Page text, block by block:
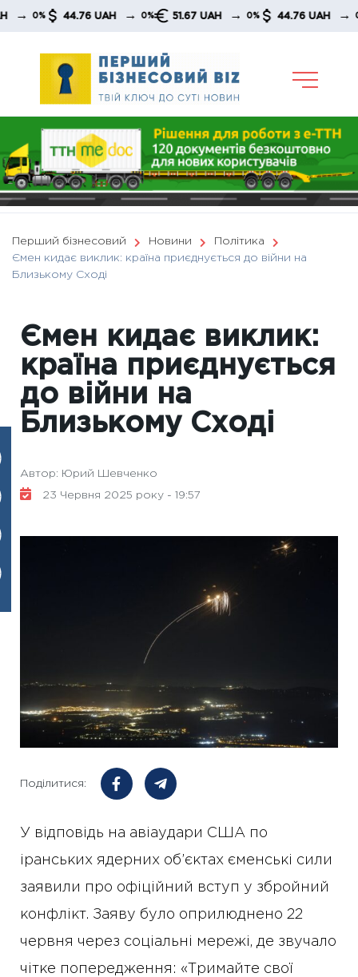
Skip
0% 44.76 UAH → 0% 51.67 UAH → 0% 44.76 UAH → 0%
Перший бізнесовий Новини
Політика
Ємен кидає виклик: країна приєднується до війни на
Близькому Сході
Ємен кидає виклик:
країна приєднується
до війни на
Близькому Сході
Автор: Юрий Шевченко
23 Червня 2025 року - 19:57
Поділитися:
У відповідь на авіаудари США по
іранських ядерних об’єктах єменські сили
заявили про офіційний вступ у збройний
конфлікт. Заяву було оприлюднено 22
червня через соціальні мережі, де звучало
чітке попередження: «Тримайте свої